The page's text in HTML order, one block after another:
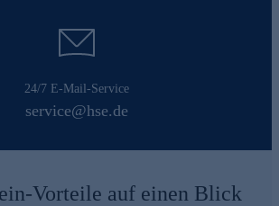
24/7 E-Mail-Service
service@hse.de
Vorteile auf einen Blick